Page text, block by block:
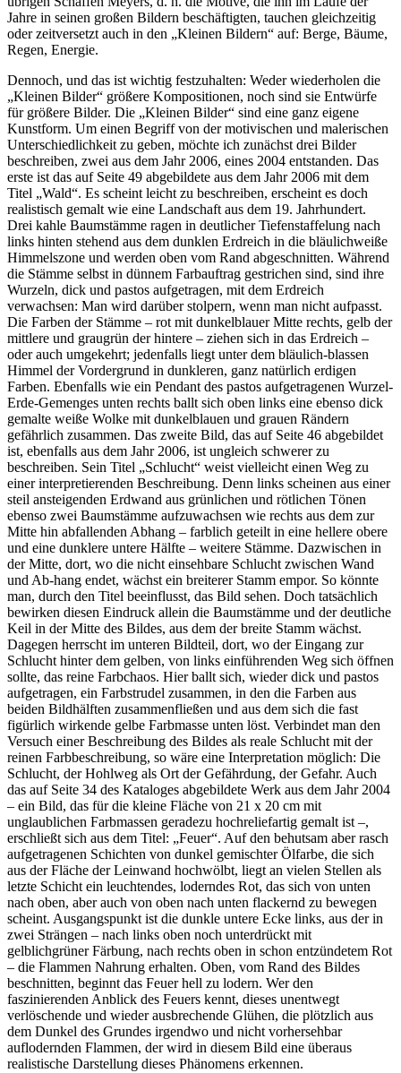
Jahre in seinen großen Bildern beschäftigten, tauchen gleichzeitig
oder zeitversetzt auch in den „Kleinen Bildern“ auf: Berge, Bäume,
Regen, Energie.
Dennoch, und das ist wichtig festzuhalten: Weder wiederholen die
„Kleinen Bilder“ größere Kompositionen, noch sind sie Entwürfe
für größere Bilder. Die „Kleinen Bilder“ sind eine ganz eigene
Kunstform. Um einen Begriff von der motivischen und malerischen
Unter­schiedlichkeit zu geben, möchte ich zunächst drei Bilder
beschreiben, zwei aus dem Jahr 2006, eines 2004 entstanden. Das
erste ist das auf Seite 49 abgebildete aus dem Jahr 2006 mit dem
Titel „Wald“. Es scheint leicht zu beschreiben, erscheint es doch
realistisch gemalt wie eine Landschaft aus dem 19. Jahrhundert.
Drei kahle Baumstämme ragen in deutlicher Tiefenstaffelung nach
links hinten stehend aus dem dunklen Erdreich in die bläulichweiße
Himmelszone und werden oben vom Rand abgeschnitten. Während
die Stämme selbst in dünnem Farbauftrag ge­strichen sind, sind ihre
Wurzeln, dick und pastos aufgetragen, mit dem Erdreich
verwachsen: Man wird darüber stolpern, wenn man nicht aufpasst.
Die Farben der Stämme – rot mit dunkelblauer Mitte rechts, gelb der
mittlere und graugrün der hintere – ziehen sich in das Erdreich –
oder auch umgekehrt; jedenfalls liegt unter dem bläulich-blassen
Himmel der Vordergrund in dunkleren, ganz natürlich erdigen
Farben. Ebenfalls wie ein Pendant des pastos aufgetragenen Wurzel-
Erde-Gemenges unten rechts ballt sich oben links eine ebenso dick
gemalte weiße Wolke mit dunkelblauen und grauen Rändern
gefährlich zusammen. Das zweite Bild, das auf Seite 46 abgebildet
ist, ebenfalls aus dem Jahr 2006, ist ungleich schwerer zu
beschreiben. Sein Titel „Schlucht“ weist vielleicht einen Weg zu
einer interpretierenden Beschreibung. Denn links scheinen aus einer
steil ansteigenden Erdwand aus grünlichen und rötlichen Tönen
ebenso zwei Baum­stämme aufzuwachsen wie rechts aus dem zur
Mitte hin abfallenden Abhang – farblich geteilt in eine hellere obere
und eine dunklere untere Hälfte – weitere Stämme. Dazwischen in
der Mitte, dort, wo die nicht einsehbare Schlucht zwischen Wand
und Ab-hang endet, wächst ein breiterer Stamm empor. So könnte
man, durch den Titel beeinflusst, das Bild sehen. Doch tatsächlich
bewirken diesen Eindruck allein die Baumstämme und der deutliche
Keil in der Mitte des Bildes, aus dem der breite Stamm wächst.
Dagegen herrscht im unteren Bildteil, dort, wo der Eingang zur
Schlucht hinter dem gelben, von links einführenden Weg sich öffnen
sollte, das reine Farbchaos. Hier ballt sich, wieder dick und pastos
aufgetragen, ein Farbstrudel zusammen, in den die Farben aus
beiden Bildhälften zusammenfließen und aus dem sich die fast
figürlich wirkende gelbe Farbmasse unten löst. Verbindet man den
Versuch einer Beschreibung des Bildes als reale Schlucht mit der
reinen Farbbeschreibung, so wäre eine Interpretation möglich: Die
Schlucht, der Hohlweg als Ort der Gefährdung, der Gefahr. Auch
das auf Seite 34 des Kataloges abgebildete Werk aus dem Jahr 2004
– ein Bild, das für die kleine Fläche von 21 x 20 cm mit
unglaublichen Farbmassen geradezu hochreliefartig gemalt ist –,
erschließt sich aus dem Titel: „Feuer“. Auf den behutsam aber rasch
aufgetragenen Schichten von dunkel gemischter Ölfarbe, die sich
aus der Fläche der Leinwand hochwölbt, liegt an vielen Stellen als
letzte Schicht ein leuchtendes, loderndes Rot, das sich von unten
nach oben, aber auch von oben nach unten flackernd zu bewegen
scheint. Ausgangspunkt ist die dunkle untere Ecke links, aus der in
zwei Strängen – nach links oben noch unterdrückt mit
gelblichgrüner Färbung, nach rechts oben in schon entzündetem Rot
– die Flammen Nahrung erhalten. Oben, vom Rand des Bildes
beschnitten, beginnt das Feuer hell zu lodern. Wer den
faszinierenden Anblick des Feuers kennt, dieses unentwegt
verlöschende und wieder ausbrechende Glühen, die plötzlich aus
dem Dunkel des Grundes irgendwo und nicht vorhersehbar
auflodernden Flammen, der wird in diesem Bild eine überaus
realistische Darstellung dieses Phänomens erkennen.